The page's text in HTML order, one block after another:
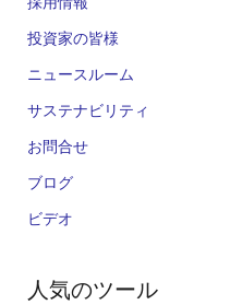
投資家の皆様
ニュースルーム
サステナビリティ
お問合せ
ブログ
ビデオ
人気のツール